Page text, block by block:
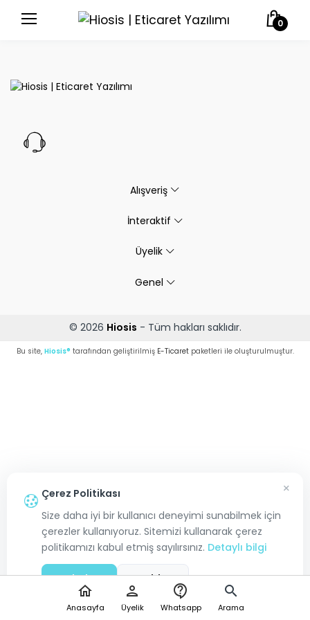
0
Alışveriş
İnteraktif
Üyelik
Genel
© 2026 Hiosis - Tüm hakları saklıdır.
Bu site, Hiosis® tarafından geliştirilmiş E-Ticaretpaketleri ile oluşturulmuştur.
home
Anasayfa
person
Üyelik
contact_support
Whatsapp
search
Arama
Çerez Politikası
Size daha iyi bir kullanıcı deneyimi sunabilmek için
çerezler kullanıyoruz. Sitemizi kullanarak çerez
politikamızı kabul etmiş sayılırsınız. Detaylı bilgi
Kabul Et Reddet
×